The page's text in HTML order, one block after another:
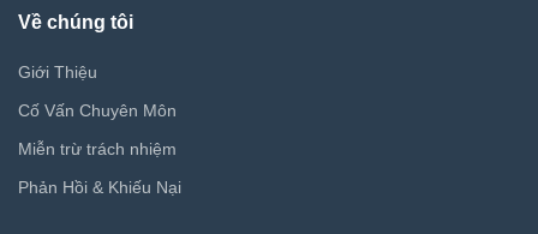
Về chúng tôi
Giới Thiệu
Cố Vấn Chuyên Môn
Miễn trừ trách nhiệm
Phản Hồi & Khiếu Nại